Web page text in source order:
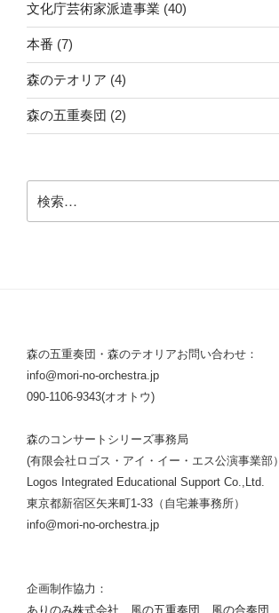
文化庁芸術家派遣事業 (40)
本番 (7)
森のテオリア (4)
森の五重奏団 (2)
索:
森の五重奏団・森のテオリアお問い合わせ：
info@mori-no-orchestra.jp
090-1106-9343(オオトウ)
森のコンサートシリーズ事務局
(有限会社ロゴス・アイ・イー・エス公演事業部）
Logos Integrated Educational Support Co.,Ltd.
東京都新宿区矢来町1-33（自宅兼事務所）
info@mori-no-orchestra.jp
企画制作協力：
ありのみ株式会社
風の五重奏団 風の合奏団